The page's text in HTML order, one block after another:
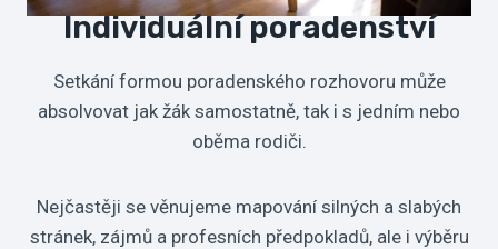
Individuální poradenství
Setkání formou poradenského rozhovoru může
absolvovat jak žák samostatně, tak i s jedním nebo
oběma rodiči.
Nejčastěji se věnujeme mapování silných a slabých
stránek, zájmů a profesních předpokladů, ale i výběru